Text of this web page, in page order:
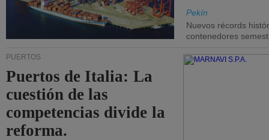
Pekín
Nuevos récords
contenedores
PUERTOS
Puertos de Italia: La
cuestión de las
competencias divide la
reforma.